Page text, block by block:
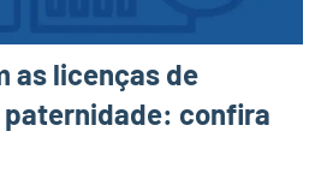
as licenças de
confira